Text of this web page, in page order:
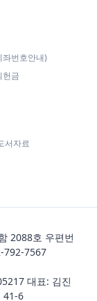
좌번호안내)
헌금
서자료
2088호 우편번
792-7567
대표: 김진
41-6